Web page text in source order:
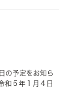
の予定をお知ら
和５年１月４日